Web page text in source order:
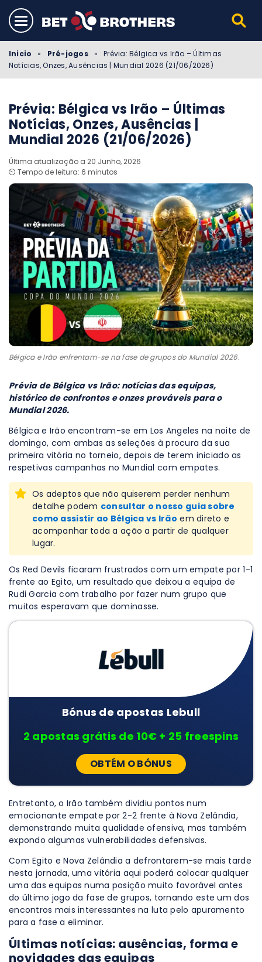
Inicio » Pré-jogos »
Prévia: Bélgica vs Irão – Últimas
Notícias, Onzes, Ausências | Mundial 2026 (21/06/2026)
Prévia: Bélgica vs Irão – Últimas
Notícias, Onzes, Ausências |
Mundial 2026 (21/06/2026)
Última atualização a 20 Junho, 2026
⏲️ Tempo de leitura: 6 minutos
Bélgica e Irão enfrentam-se na fase de grupos do Mundial 2026.
Prévia de Bélgica vs Irão: notícias das equipas,
histórico de confrontos e onzes prováveis para o
Mundial 2026.
Bélgica e Irão encontram-se em Los Angeles na noite de
domingo, com ambas as seleções à procura da sua
primeira vitória no torneio, depois de terem iniciado as
respetivas campanhas no Mundial com empates.
Os adeptos que não quiserem perder nenhum
detalhe podem consultar o nosso guia sobre
como assistir ao Bélgica vs Irão em direto e
acompanhar toda a ação a partir de qualquer
lugar.
Os Red Devils ficaram frustrados com um empate por 1-1
frente ao Egito, um resultado que deixou a equipa de
Rudi Garcia com trabalho por fazer num grupo que
muitos esperavam que dominasse.
Bónus de apostas Lebull
2 apostas grátis de 10€ + 25 freespins
OBTÉM O BÓNUS
Entretanto, o Irão também dividiu pontos num
emocionante empate por 2-2 frente à Nova Zelândia,
demonstrando muita qualidade ofensiva, mas também
expondo algumas vulnerabilidades defensivas.
Com Egito e Nova Zelândia a defrontarem-se mais tarde
nesta jornada, uma vitória aqui poderá colocar qualquer
uma das equipas numa posição muito favorável antes
do último jogo da fase de grupos, tornando este um dos
encontros mais interessantes na luta pelo apuramento
para a fase a eliminar.
Últimas notícias: ausências, forma e
novidades das equipas